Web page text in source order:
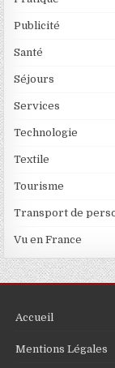
Publicité
Santé
Séjours
Services
Technologie
Textile
Tourisme
Transport de
Vu en France
Accueil
Mentions Légales